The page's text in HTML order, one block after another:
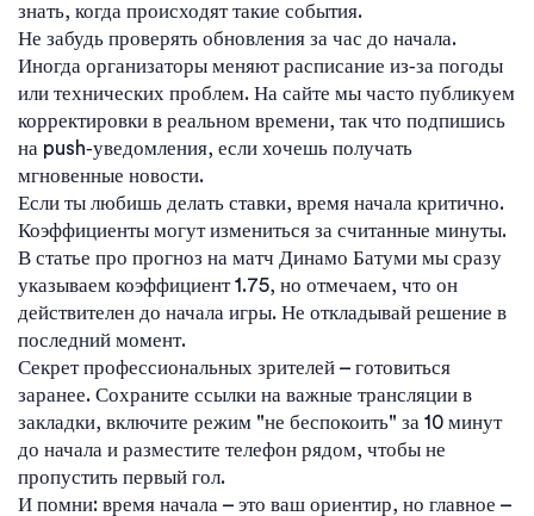
знать, когда происходят такие события.
Не забудь проверять обновления за час до начала.
Иногда организаторы меняют расписание из‑за погоды
или технических проблем. На сайте мы часто публикуем
корректировки в реальном времени, так что подпишись
на push‑уведомления, если хочешь получать
мгновенные новости.
Если ты любишь делать ставки, время начала критично.
Коэффициенты могут измениться за считанные минуты.
В статье про прогноз на матч Динамо Батуми мы сразу
указываем коэффициент 1.75, но отмечаем, что он
действителен до начала игры. Не откладывай решение в
последний момент.
Секрет профессиональных зрителей – готовиться
заранее. Сохраните ссылки на важные трансляции в
закладки, включите режим "не беспокоить" за 10 минут
до начала и разместите телефон рядом, чтобы не
пропустить первый гол.
И помни: время начала – это ваш ориентир, но главное –